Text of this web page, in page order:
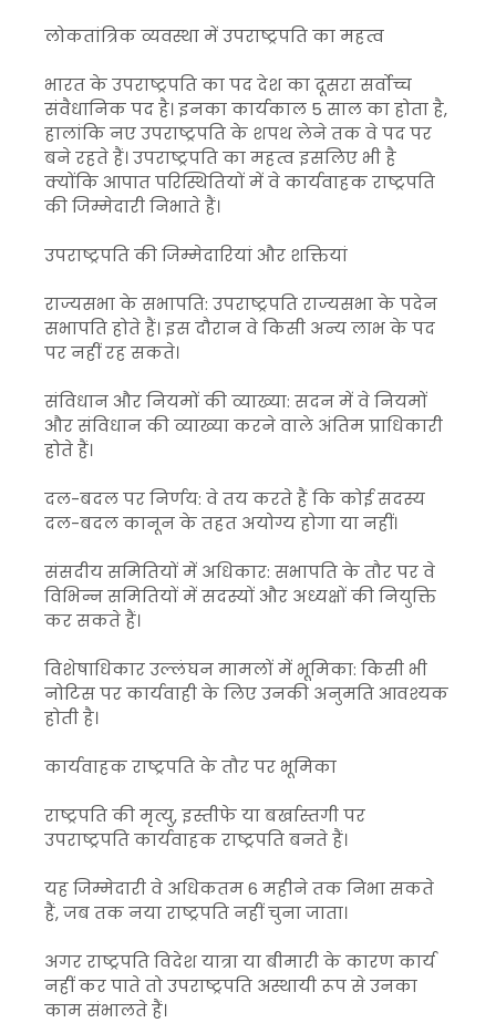
लोकतांत्रिक व्यवस्था में उपराष्ट्रपति का महत्व
भारत के उपराष्ट्रपति का पद देश का दूसरा सर्वोच्च
संवैधानिक पद है। इनका कार्यकाल 5 साल का होता है,
हालांकि नए उपराष्ट्रपति के शपथ लेने तक वे पद पर
बने रहते हैं। उपराष्ट्रपति का महत्व इसलिए भी है
क्योंकि आपात परिस्थितियों में वे कार्यवाहक राष्ट्रपति
की जिम्मेदारी निभाते हैं।
उपराष्ट्रपति की जिम्मेदारियां और शक्तियां
राज्यसभा के सभापति: उपराष्ट्रपति राज्यसभा के पदेन
सभापति होते हैं। इस दौरान वे किसी अन्य लाभ के पद
पर नहीं रह सकते।
संविधान और नियमों की व्याख्या: सदन में वे नियमों
और संविधान की व्याख्या करने वाले अंतिम प्राधिकारी
होते हैं।
दल-बदल पर निर्णय: वे तय करते हैं कि कोई सदस्य
दल-बदल कानून के तहत अयोग्य होगा या नहीं।
संसदीय समितियों में अधिकार: सभापति के तौर पर वे
विभिन्न समितियों में सदस्यों और अध्यक्षों की नियुक्ति
कर सकते हैं।
विशेषाधिकार उल्लंघन मामलों में भूमिका: किसी भी
नोटिस पर कार्यवाही के लिए उनकी अनुमति आवश्यक
होती है।
कार्यवाहक राष्ट्रपति के तौर पर भूमिका
राष्ट्रपति की मृत्यु, इस्तीफे या बर्खास्तगी पर
उपराष्ट्रपति कार्यवाहक राष्ट्रपति बनते हैं।
यह जिम्मेदारी वे अधिकतम 6 महीने तक निभा सकते
हैं, जब तक नया राष्ट्रपति नहीं चुना जाता।
अगर राष्ट्रपति विदेश यात्रा या बीमारी के कारण कार्य
नहीं कर पाते तो उपराष्ट्रपति अस्थायी रूप से उनका
काम संभालते हैं।